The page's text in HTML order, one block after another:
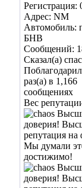
Регистрация:
Адрес: NM
Автомобиль:
БНВ
Сообщений:
Сказал(а)
раз(а) в 1,166
сообщениях
Вес